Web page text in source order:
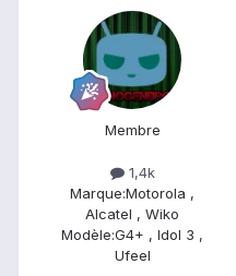
Membre
1,4k
Marque:Motorola ,
Alcatel , Wiko
Modèle:G4+ , Idol 3 ,
Ufeel